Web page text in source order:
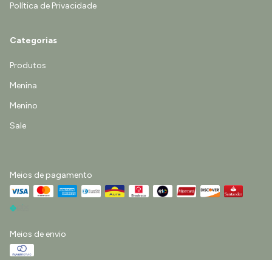
Política de Privacidade
Categorias
Produtos
Menina
Menino
Sale
Meios de pagamento
Meios de envio